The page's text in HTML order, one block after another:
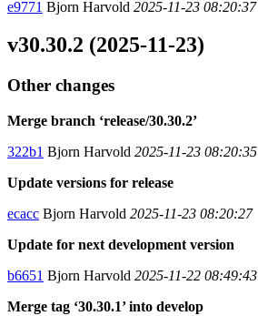
e9771 Bjorn Harvold 2025-11-23 08:20:37
v30.30.2 (2025-11-23)
Other changes
Merge branch ‘release/30.30.2’
322b1 Bjorn Harvold 2025-11-23 08:20:35
Update versions for release
ecacc Bjorn Harvold 2025-11-23 08:20:27
Update for next development version
b6651 Bjorn Harvold 2025-11-22 08:49:43
Merge tag ‘30.30.1’ into develop